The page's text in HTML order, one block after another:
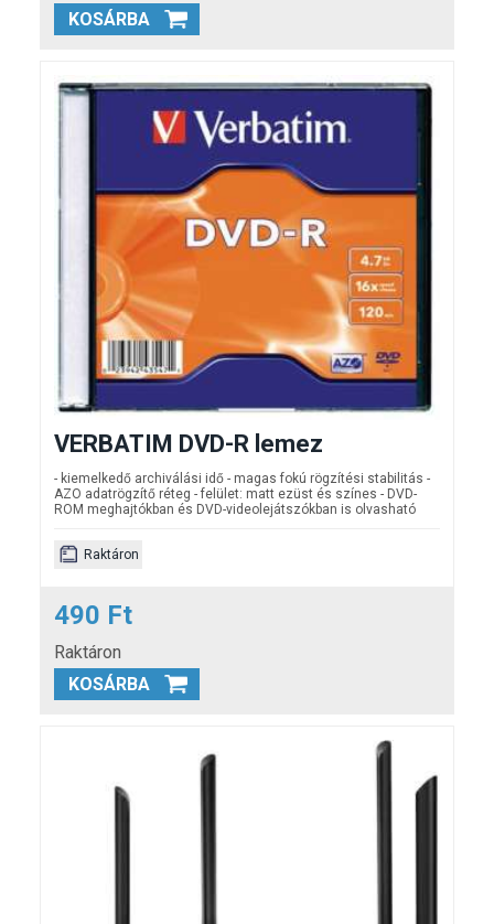
KOSÁRBA
VERBATIM DVD-R lemez
- kiemelkedő archiválási idő - magas fokú rögzítési stabilitás -
AZO adatrögzítő réteg - felület: matt ezüst és színes - DVD-
ROM meghajtókban és DVD-videolejátszókban is olvasható
Raktáron
490 Ft
Raktáron
KOSÁRBA